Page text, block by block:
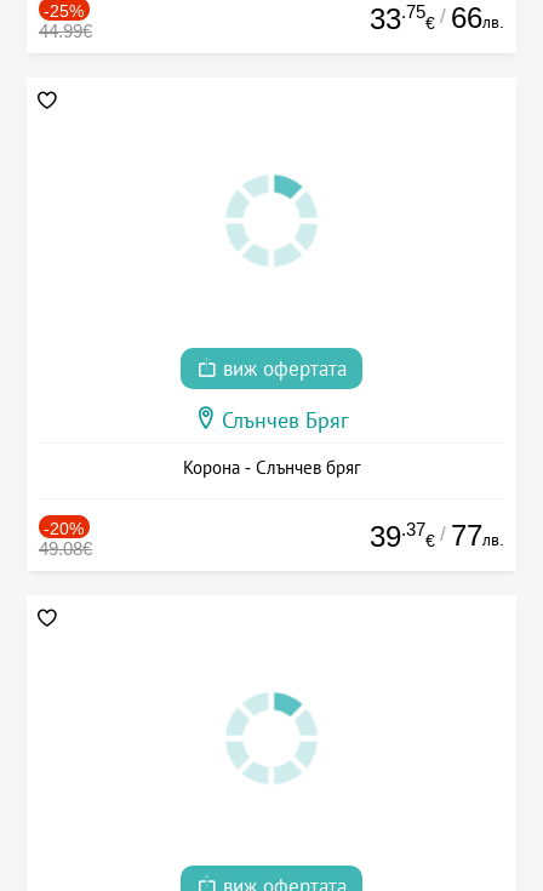
-25%
44.99€ 33.75
€ / 66лв.
виж офертата
Слънчев Бряг
Корона - Слънчев бряг
-20%
49.08€ 39.37
€ / 77лв.
виж офертата